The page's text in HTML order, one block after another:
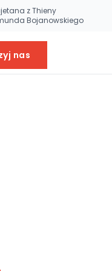
z Thieny
Bojanowskiego
nas